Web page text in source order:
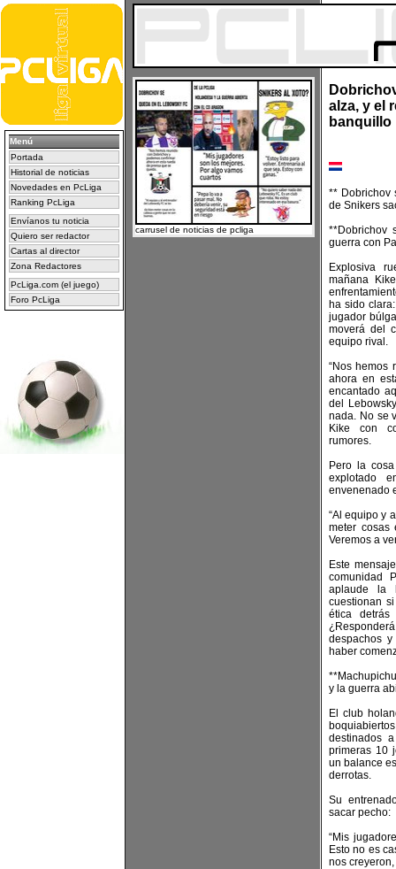
Menú
Portada
Historial de noticias
Novedades en PcLiga
Ranking PcLiga
Envíanos tu noticia
Quiero ser redactor
Cartas al director
Zona Redactores
PcLiga.com (el juego)
Foro PcLiga
carrusel de noticias de pcliga
alza, y el
banquillo
** Dobrichov
de Snikers
**Dobrichov
guerra con
Explosiva
mañana
ha sido
jugador
moverá del
equipo rival.
“Nos hemos
ahora en
encantado
del
nada. No se
Kike con
rumores.
Pero la
explotado
envenenado
“Al equipo y
meter cosas
Veremos a
Este
comunidad
aplaude la
cuestionan
ética
despachos
haber
y la guerra
El club
destinados
primeras 10
un balance
derrotas.
Su
sacar pecho:
“Mis
Esto no es
nos